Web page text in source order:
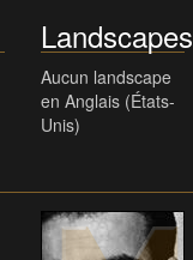
Landscapes
Aucun landscape
en Anglais (États-
Unis)